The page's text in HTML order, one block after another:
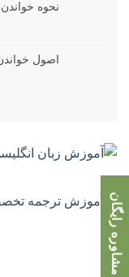
نحوه
اصول
مشاوره رایگان